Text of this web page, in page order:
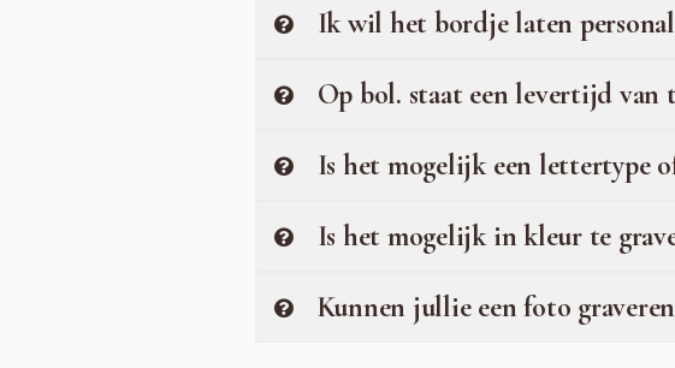
Ik wil het bordje laten
Op bol. staat een levertijd van
Is het mogelijk een lettertype
Is het mogelijk in kleur te
Kunnen jullie een foto